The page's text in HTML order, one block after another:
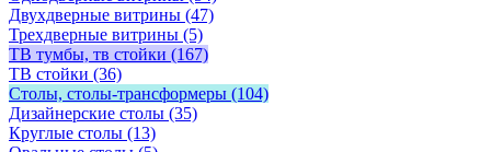
Двухдверные витрины (47)
Трехдверные витрины (5)
ТВ тумбы, тв стойки (167)
ТВ стойки (36)
Столы, столы-трансформеры (104)
Дизайнерские столы (35)
Круглые столы (13)